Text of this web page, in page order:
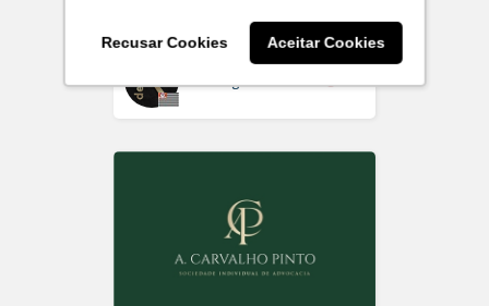
Recusar Cookies Aceitar Cookies
Rdesign SM Off